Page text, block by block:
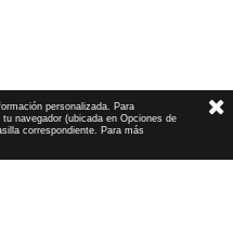
personalizada. Para
navegador (ubicada en Opciones de
correspondiente. Para más